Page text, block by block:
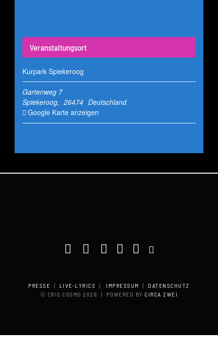
Veranstaltungsort
Kurpark Spiekeroog
Gartenweg 7
Spiekeroog, 26474 Deutschland
Google Karte anzeigen
PRESSE | LIVE-LYRICS | IMPRESSUM | DATENSCHUTZ
© CRIS COSMO2026 | POWERED BYCIRCA ZWEI